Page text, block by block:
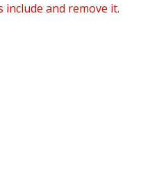
and remove it.